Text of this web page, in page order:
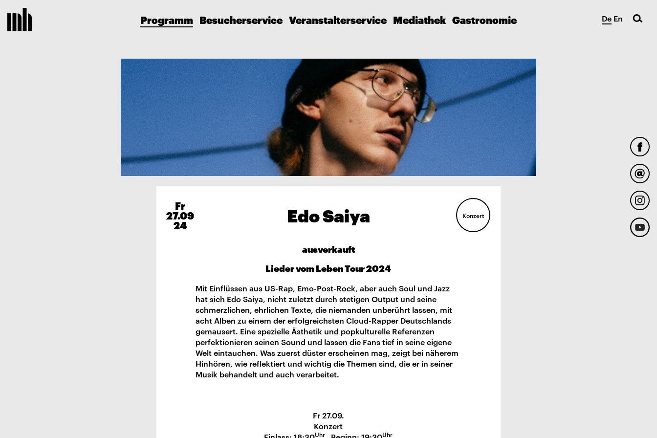
De En
Programm Besucherservice Veranstalterservice Mediathek Gastronomie
Fr
27.09
24 Edo Saiya Konzert
ausverkauft
Lieder vom Leben Tour 2024
Mit Einflüssen aus US-Rap, Emo-Post-Rock, aber auch Soul und Jazz
hat sich Edo Saiya, nicht zuletzt durch stetigen Output und seine
schmerzlichen, ehrlichen Texte, die niemanden unberührt lassen, mit
acht Alben zu einem der erfolgreichsten Cloud-Rapper Deutschlands
gemausert. Eine spezielle Ästhetik und popkulturelle Referenzen
perfektionieren seinen Sound und lassen die Fans tief in seine eigene
Welt eintauchen. Was zuerst düster erscheinen mag, zeigt bei näherem
Hinhören, wie reflektiert und wichtig die Themen sind, die er in seiner
Musik behandelt und auch verarbeitet.
Fr 27.09.
Konzert
Uhr Uhr